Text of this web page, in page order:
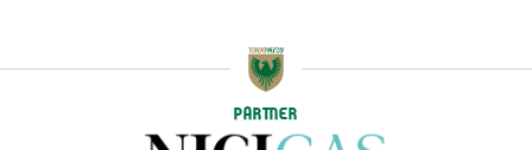
PARTNER